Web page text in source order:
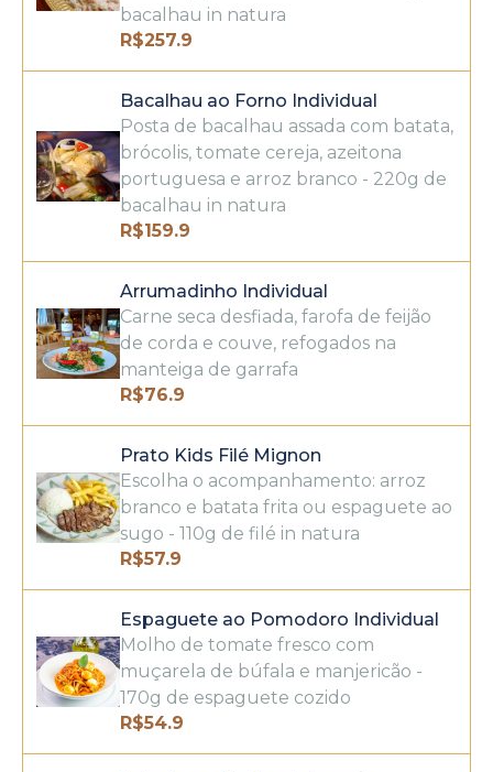
bacalhau in natura
R$257.9
Bacalhau ao Forno Individual
Posta de bacalhau assada com batata,
brócolis, tomate cereja, azeitona
portuguesa e arroz branco - 220g de
bacalhau in natura
R$159.9
Arrumadinho Individual
Carne seca desfiada, farofa de feijão
de corda e couve, refogados na
manteiga de garrafa
R$76.9
Prato Kids Filé Mignon
Escolha o acompanhamento: arroz
branco e batata frita ou espaguete ao
sugo - 110g de filé in natura
R$57.9
Espaguete ao Pomodoro Individual
Molho de tomate fresco com
muçarela de búfala e manjericão -
170g de espaguete cozido
R$54.9